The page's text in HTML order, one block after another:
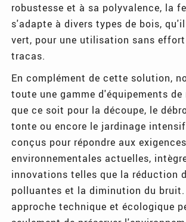
robustesse et à sa polyvalence, la
s'adapte à divers types de bois,
vert, pour une utilisation sans
tracas.
En complément de cette solution,
toute une gamme d'équipements
que ce soit pour la découpe, le
tonte ou encore le jardinage
conçus pour répondre aux
environnementales actuelles,
innovations telles que la réduction
polluantes et la diminution du bruit.
approche technique et écologique